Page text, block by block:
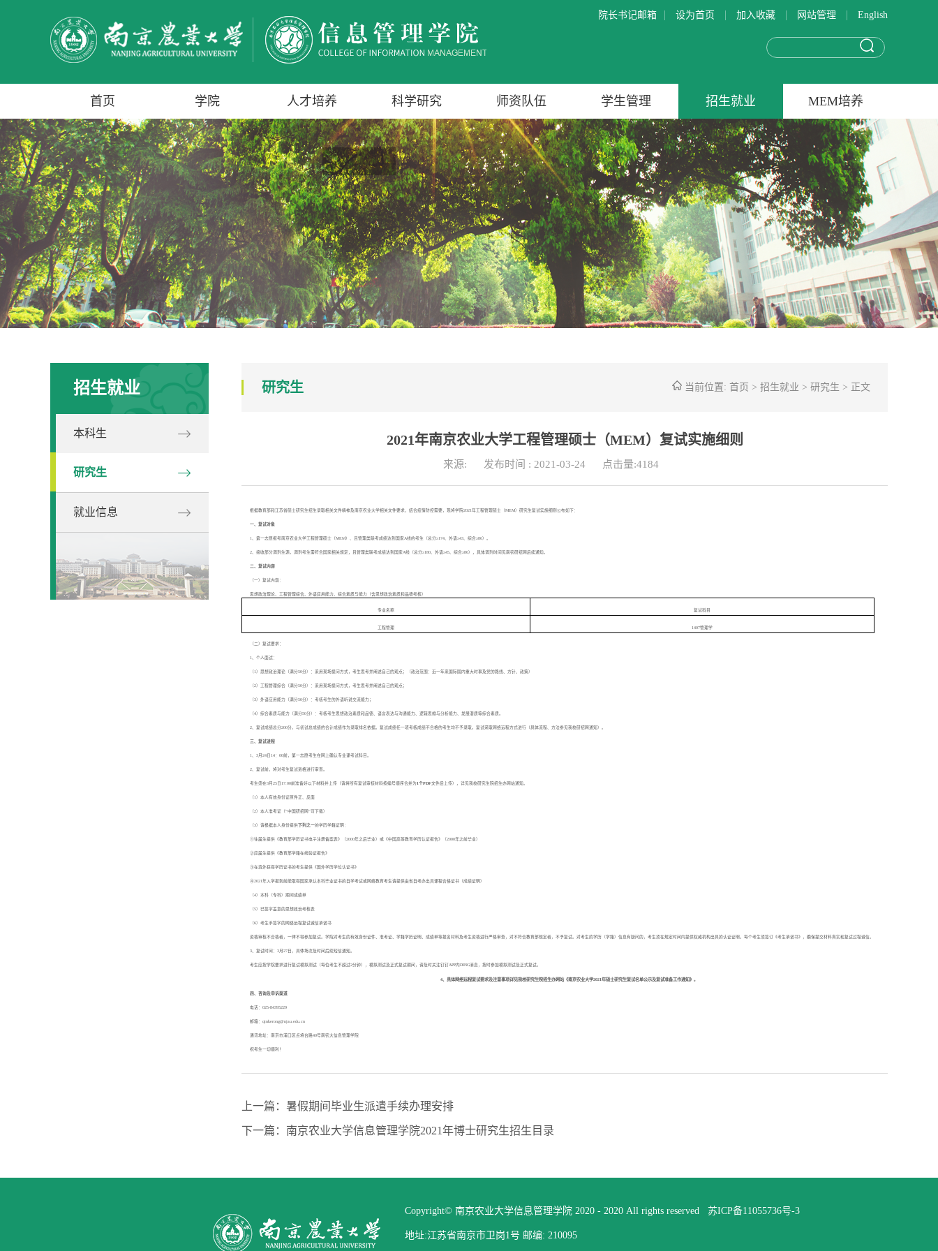
院长书记邮箱 | 设为首页 | 加入收藏 | 网站管理 | English
首页 学院 人才培养 科学研究 师资队伍 学生管理 招生就业 MEM培养
招生就业
本科生
研究生
就业信息
当前位置: 首页 > 招生就业 > 研究生 > 正文
研究生
2021年南京农业大学工程管理硕士（MEM）复试实施细则
来源: 发布时间 : 2021-03-24 点击量:4184
根据教育部和江苏省硕士研究生招生录取相关文件精神及南京农业大学相关文件要求，结合疫情防控需要，现将学院2021年工程管理硕士（MEM）研究生复试实施细则公布如下：
一、复试对象
1、第一志愿报考南京农业大学工程管理硕士（MEM）、且管理类联考成绩达到国家A线的考生（总分≥174、外语≥43、综合≥86）。
2、接收部分调剂生源。调剂考生需符合国家相关规定，且管理类联考成绩达到国家A线（总分≥180、外语≥45、综合≥86），具体调剂时间见南农研招网后续通知。
二、复试内容
（一）复试内容：
思想政治理论、工程管理综合、外语应用能力、综合素质与能力（含思想政治素质和品德考核）
专业名称 复试科目
工程管理 1407管理学
（二）复试要求：
1、个人面试：
（1）思想政治理论（满分50分）：采用现场提问方式，考生思考并阐述自己的观点；（政治范围：近一年来国际国内重大时事及党的路线、方针、政策）
（2）工程管理综合（满分50分）：采用现场提问方式，考生思考并阐述自己的观点；
（3）外语应用能力（满分50分）：考核考生的外语听说交流能力；
（4）综合素质与能力（满分50分）：考核考生思想政治素质和品德、语言表达与沟通能力、逻辑思维与分析能力、发展潜质等综合素质。
2、复试成绩总分200分，与初试总成绩的合计成绩作为录取排名依据。复试成绩任一项考核成绩不合格的考生均不予录取。复试采取网络远程方式进行（具体流程、方法参见我校研招网通知）。
三、复试进程
1、3月24日14：00前，第一志愿考生在网上确认专业课考试科目。
2、复试前，将对考生复试资格进行审查。
考生须在3月25日17:00前准备好以下材料并上传（请将所有复试审核材料按编号顺序合并为1个PDF文件后上传），详见我校研究生院招生办网站通知。
（1）本人有效身份证原件正、反面
（2）本人准考证（“中国研招网”可下载）
（3）请根据本人身份提供下列之一的学历学籍证明：
①往届生提供《教育部学历证书电子注册备案表》（2000年之后毕业）或《中国高等教育学历认证报告》（2000年之前毕业）
②应届生提供《教育部学籍在线验证报告》
③在境外获得学历证书的考生提供《国外学历学位认证书》
④2021年入学报到前能取得国家承认本科毕业证书的自学考试或网络教育考生请提供由省自考办出具课程合格证书（成绩证明）
（4）本科（专科）期间成绩单
（5）已签字盖章的思想政治考核表
（6）考生手签字的网络远程复试诚信承诺书
资格审核不合格者，一律不得参加复试。学院对考生的有效身份证件、准考证、学籍学历证明、成绩单等报名材料及考生资格进行严格审查，对不符合教育部规定者，不予复试。对考生的学历（学籍）信息有疑问的，考生须在规定时间内提供权威机构出具的认证证明。每个考生须签订《考生承诺书》，确保提交材料真实和复试过程诚信。
3、复试时间：3月27日，具体场次及时间后续短信通知。
考生应按学院要求进行复试模拟测试（每位考生不超过2分钟），模拟测试及正式复试期间，请及时关注钉钉APP内DING消息，按时参加模拟测试及正式复试。
4、具体网络远程复试要求及注意事项详见我校研究生院招生办网站《南京农业大学2021年硕士研究生复试名单公示及复试准备工作通知》。
四、咨询及申诉渠道
电话：025-84395229
邮箱：qinkerong@njau.edu.cn
通讯地址：南京市浦口区点将台路40号南农大信息管理学院
祝考生一切顺利！
上一篇： 暑假期间毕业生派遣手续办理安排
下一篇： 南京农业大学信息管理学院2021年博士研究生招生目录
Copyright© 南京农业大学信息管理学院 2020 - 2020 All rights reserved 苏ICP备11055736号-3
地址:江苏省南京市卫岗1号 邮编: 210095